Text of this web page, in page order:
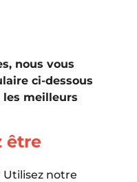
nous vous
ci-dessous
les meilleurs
être
Utilisez notre